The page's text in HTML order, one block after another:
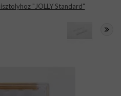
"JOLLY Standard"